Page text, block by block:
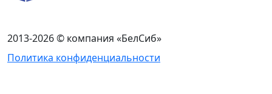
2013-2026 © компания «БелСиб»
Политика конфиденциальности